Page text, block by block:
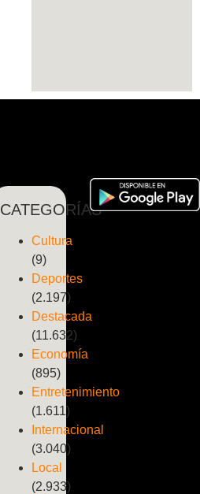
CATEGORÍAS
Cultura
(9)
Deportes
(2.197)
Destacada
(11.632)
Economía
(895)
Entretenimiento
(1.611)
Internacional
(3.040)
Local
(2.933)